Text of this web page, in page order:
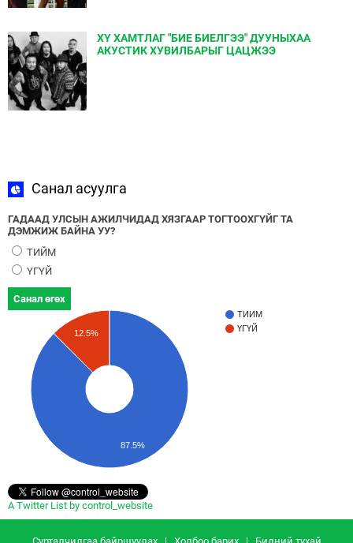
ХҮ ХАМТЛАГ "БИЕ БИЕЛГЭЭ" ДУУНЫХАА
АКУСТИК ХУВИЛБАРЫГ ЦАЦЖЭЭ
Санал асуулга
ГАДААД УЛСЫН АЖИЛЧИДАД ХЯЗГААР ТОГТООХГҮЙГ ТА
ДЭМЖИЖ БАЙНА УУ?
ТИЙМ
ҮГҮЙ
Санал өгөх
ТИЙМ
ҮГҮЙ
12.5%
87.5%
A Twitter List by control_website